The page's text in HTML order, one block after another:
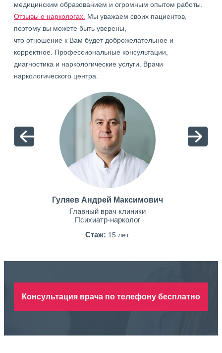
медицинским образованием и огромным опытом работы.
Отзывы о наркологах. Мы уважаем своих пациентов,
поэтому вы можете быть уверены,
что отношение к Вам будет доброжелательное и
корректное. Профессиональные консультации,
диагностика и наркологические услуги. Врачи
наркологического центра.
Гуляев Андрей Максимович
Главный врач клиники
Психиатр-нарколог
Стаж: 15 лет.
Консультация врача по телефону бесплатно